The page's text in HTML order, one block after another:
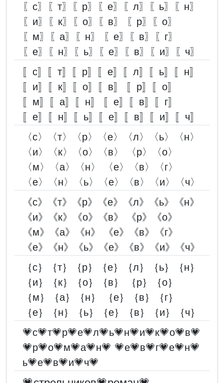
〖с〗〖т〗〖р〗〖е〗〖л〗〖ь〗〖н〗
〖и〗〖к〗〖о〗〖в〗 〖р〗〖о〗
〖м〗〖а〗〖н〗 〖е〗〖в〗〖г〗
〖е〗〖н〗〖ь〗〖е〗〖в〗〖и〗〖ч〗
〚с〛〚т〛〚р〛〚е〛〚л〛〚ь〛〚н〛
〚и〛〚к〛〚о〛〚в〛 〚р〛〚о〛
〚м〛〚а〛〚н〛 〚е〛〚в〛〚г〛
〚е〛〚н〛〚ь〛〚е〛〚в〛〚и〛〚ч〛
〈с〉〈т〉〈р〉〈е〉〈л〉〈ь〉〈н〉
〈и〉〈к〉〈о〉〈в〉 〈р〉〈о〉
〈м〉〈а〉〈н〉 〈е〉〈в〉〈г〉
〈е〉〈н〉〈ь〉〈е〉〈в〉〈и〉〈ч〉
《с》《т》《р》《е》《л》《ь》《н》
《и》《к》《о》《в》 《р》《о》
《м》《а》《н》 《е》《в》《г》
《е》《н》《ь》《е》《в》《и》《ч》
｛с｝｛т｝｛р｝｛е｝｛л｝｛ь｝｛н｝
｛и｝｛к｝｛о｝｛в｝ ｛р｝｛о｝
｛м｝｛а｝｛н｝ ｛е｝｛в｝｛г｝
｛е｝｛н｝｛ь｝｛е｝｛в｝｛и｝｛ч｝
💗с💗т💗р💗е💗л💗ь💗н💗и💗к💗о💗в💗
💗р💗о💗м💗а💗н💗 💗е💗в💗г💗е💗н💗
ь💗е💗в💗и💗ч💗